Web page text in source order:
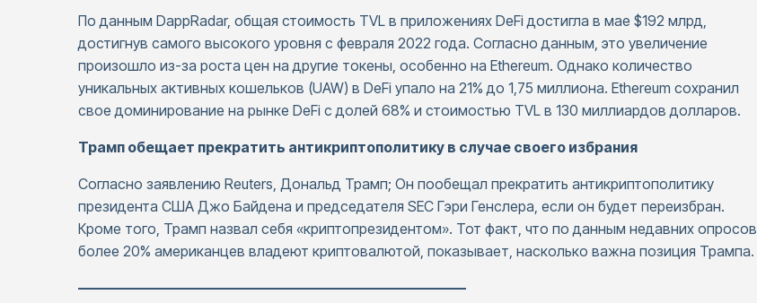
По данным DappRadar, общая стоимость TVL в приложениях DeFi достигла в мае $192 млрд,
достигнув самого высокого уровня с февраля 2022 года. Согласно данным, это увеличение
произошло из-за роста цен на другие токены, особенно на Ethereum. Однако количество
уникальных активных кошельков (UAW) в DeFi упало на 21% до 1,75 миллиона. Ethereum сохранил
свое доминирование на рынке DeFi с долей 68% и стоимостью TVL в 130 миллиардов долларов.
Трамп обещает прекратить антикриптополитику в случае своего избрания
Согласно заявлению Reuters, Дональд Трамп; Он пообещал прекратить антикриптополитику
президента США Джо Байдена и председателя SEC Гэри Генслера, если он будет переизбран.
Кроме того, Трамп назвал себя «криптопрезидентом». Тот факт, что по данным недавних опросов
более 20% американцев владеют криптовалютой, показывает, насколько важна позиция Трампа.
———————————————————————————